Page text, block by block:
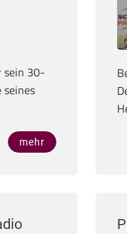
sein 30-
seines
mehr